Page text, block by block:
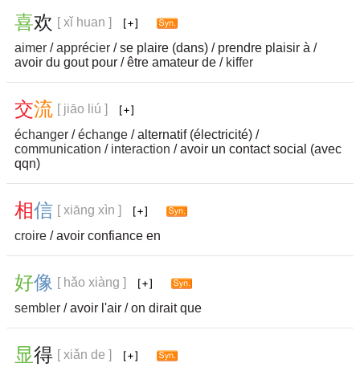
喜欢 [ xǐ huan ]
aimer /apprécier / se plaire (dans) / prendre plaisir à /
avoir du gout pour / être amateur de / kiffer
交流 [ jiāo liú ]
échanger /échange / alternatif (électricité) /
communication / interaction / avoir un contact social (avec
qqn)
相信 [ xiāng xìn ]
croire / avoir confiance en
好像 [ hǎo xiàng ]
sembler / avoir l'air / on dirait que
显得 [ xiǎn de ]